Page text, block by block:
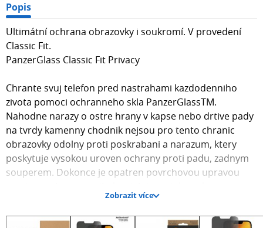
Popis
Ultimátní ochrana obrazovky i soukromí. V provedení
Classic Fit.
PanzerGlass Classic Fit Privacy
Chrante svuj telefon pred nastrahami kazdodenniho
zivota pomoci ochranneho skla PanzerGlassTM.
Nahodne narazy o ostre hrany v kapse nebo drtive pady
na tvrdy kamenny chodnik nejsou pro tento chranic
obrazovky odolny proti poskrabani a narazum, ktery
poskytuje vysokou uroven ochrany proti padu, zadnym
souperem. Dokonce je opatren povrchovou upravou
snizuje stopy pootiscich prstu a nici az 99,99 % vsech
beznych povrchovych bakterii.
Zobrazit více